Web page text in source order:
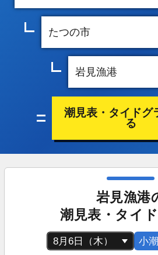
潮見表・タイドグ
る
岩見漁港
潮見表・タイ
小潮